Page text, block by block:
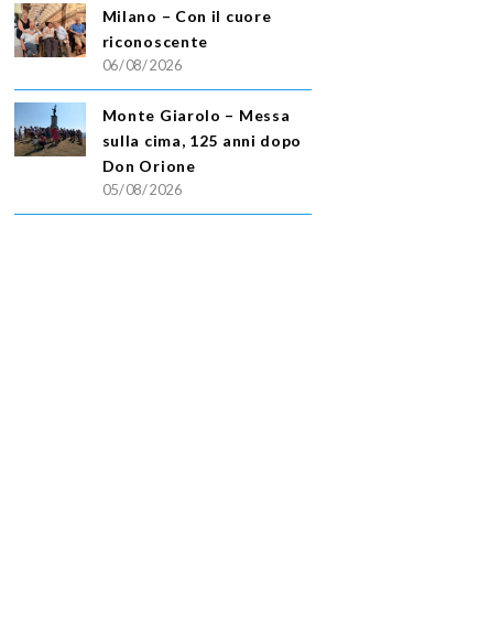
Milano – Con il cuore
riconoscente
06/08/2026
Monte Giarolo – Messa
sulla cima, 125 anni dopo
Don Orione
05/08/2026